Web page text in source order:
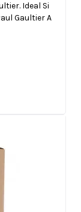
Ideal Si
Gaultier A